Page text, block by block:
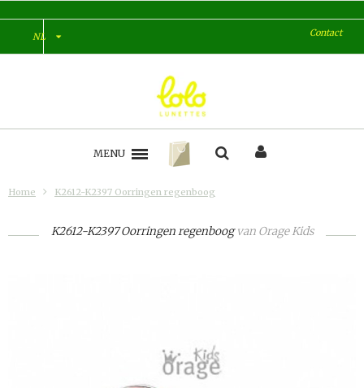
NL Contact
MENU
Home K2612-K2397 Oorringen regenboog
K2612-K2397 Oorringen regenboogvan Orage Kids